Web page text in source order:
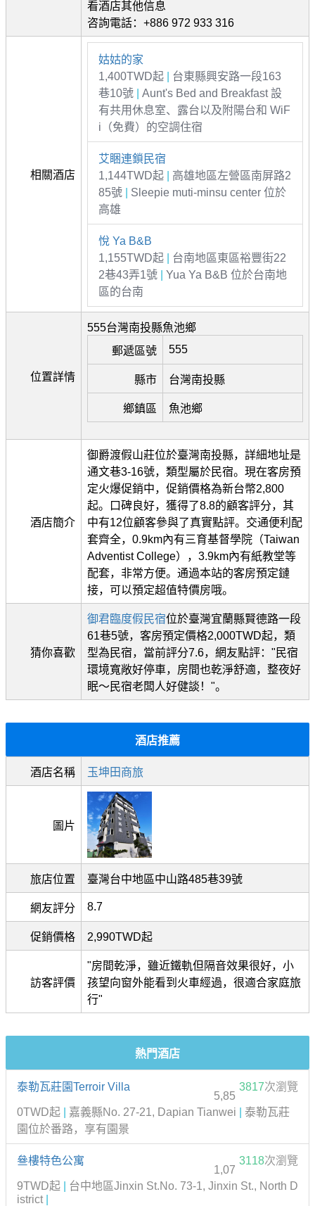
看酒店其他信息
咨詢電話：+886 972 933 316
相關酒店
姑姑的家
1,400TWD起
台東縣興安路一段163
巷10號
Aunt's Bed and Breakfast 設
有共用休息室、露台以及附陽台和 WiF
i（免費）的空調住宿
艾睏連鎖民宿
1,144TWD起
高雄地區左營區南屏路2
85號
Sleepie muti-minsu center 位於
高雄
悅 Ya B&B
1,155TWD起
台南地區東區裕豐街22
2巷43弄1號
Yua Ya B&B 位於台南地
區的台南
位置詳情
555台灣南投縣魚池鄉
郵遞區號
555
縣市 台灣南投縣
鄉鎮區 魚池鄉
酒店簡介
御爵渡假山莊位於臺灣南投縣，詳細地址是
通文巷3-16號，類型屬於民宿。現在客房預
定火爆促銷中，促銷價格為新台幣2,800
起。口碑良好，獲得了8.8的顧客評分，其
中有12位顧客參與了真實點評。交通便利配
套齊全，0.9km內有三育基督學院（Taiwan
Adventist College），3.9km內有紙教堂等
配套，非常方便。通過本站的客房預定鏈
接，可以預定超值特價房哦。
猜你喜歡
御君臨度假民宿位於臺灣宜蘭縣賢德路一段
61巷5號，客房預定價格2,000TWD起，類
型為民宿，當前評分7.6，網友點評："民宿
環境寬敞好停車，房間也乾淨舒適，整夜好
眠～民宿老闆人好健談！"。
酒店推薦
酒店名稱 玉坤田商旅
圖片
旅店位置 臺灣台中地區中山路485巷39號
網友評分 8.7
促銷價格 2,990TWD起
訪客評價
"房間乾淨，雖近鐵軌但隔音效果很好，小
孩望向窗外能看到火車經過，很適合家庭旅
行"
熱門酒店
泰勒瓦莊園Terroir Villa 3817次瀏覽
5,85
0TWD起
嘉義縣No. 27-21, Dapian Tianwei
泰勒瓦莊
園位於番路，享有園景
叄樓特色公寓 3118次瀏覽
1,07
9TWD起
台中地區Jinxin St.No. 73-1, Jinxin St., North D
istrict